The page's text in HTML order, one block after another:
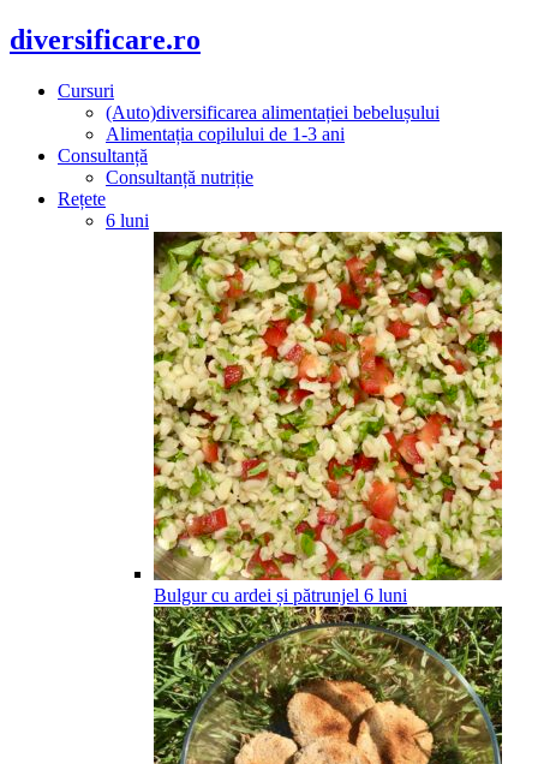
diversificare.ro
Cursuri
(Auto)diversificarea alimentației bebelușului
Alimentația copilului de 1-3 ani
Consultanță
Consultanță nutriție
Rețete
6 luni
Bulgur cu ardei și pătrunjel 6 luni